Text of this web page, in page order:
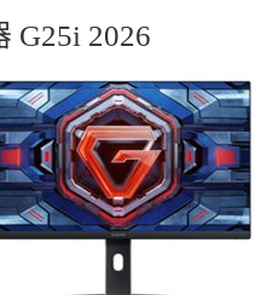
G25i 2026